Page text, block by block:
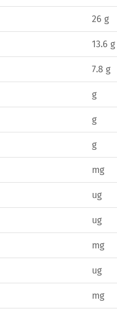
26 g
13.6 g
7.8 g
g
g
g
mg
ug
ug
mg
ug
mg